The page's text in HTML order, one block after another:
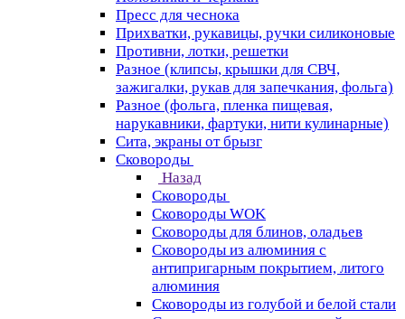
Пресс для чеснока
Прихватки, рукавицы, ручки силиконовые
Противни, лотки, решетки
Разное (клипсы, крышки для СВЧ,
зажигалки, рукав для запечкания, фольга)
Разное (фольга, пленка пищевая,
нарукавники, фартуки, нити кулинарные)
Сита, экраны от брызг
Сковороды
Назад
Сковороды
Сковороды WOK
Сковороды для блинов, оладьев
Сковороды из алюминия с
антипригарным покрытием, литого
алюминия
Сковороды из голубой и белой стали